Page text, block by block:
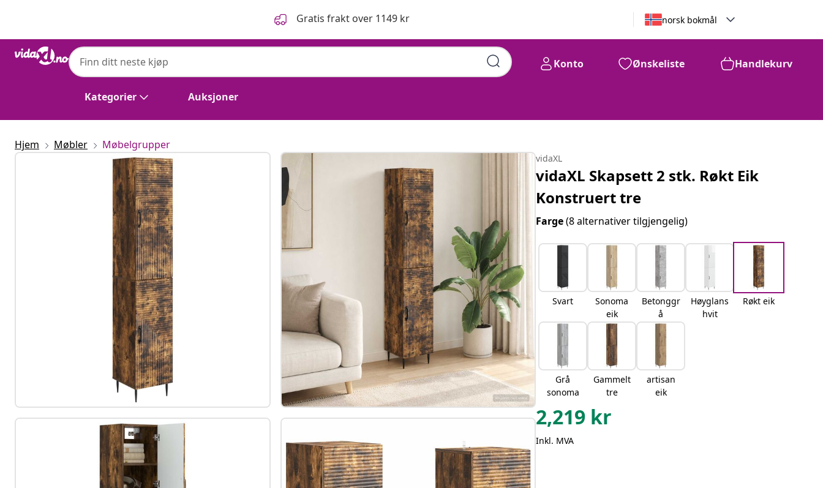
Gratis frakt over 1149 kr norsk bokmål
Kategorier Auksjoner
Konto Ønskeliste Handlekurv
Hjem Møbler Møbelgrupper
vidaXL
vidaXL Skapsett 2 stk. Røkt Eik
Konstruert tre
Farge(8 alternativer tilgjengelig)
Svart
Sonoma
eik
Betonggr
å
Høyglans
hvit
Røkt eik
Grå
sonoma
Gammelt
tre
artisan
eik
2,219 kr
Inkl. MVA